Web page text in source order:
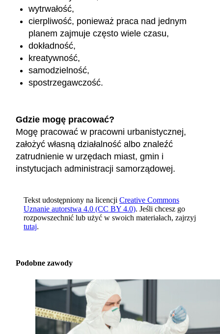
wytrwałość,
cierpliwość, ponieważ praca nad jednym
planem zajmuje często wiele czasu,
dokładność,
kreatywność,
samodzielność,
spostrzegawczość.
Gdzie mogę pracować?
Mogę pracować w pracowni urbanistycznej,
założyć własną działalność albo znaleźć
zatrudnienie w urzędach miast, gmin i
instytucjach administracji samorządowej.
Tekst udostępniony na licencji Creative Commons
Uznanie autorstwa 4.0 (CC BY 4.0). Jeśli chcesz go
rozpowszechnić lub użyć w swoich materiałach, zajrzyj
tutaj.
Podobne zawody